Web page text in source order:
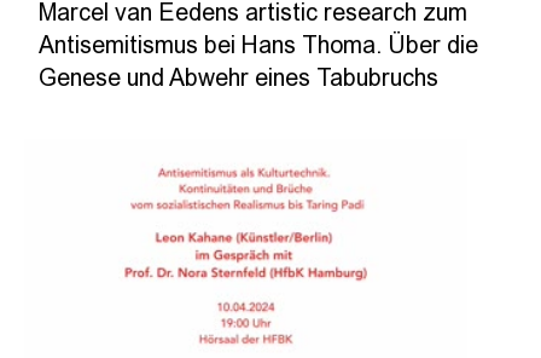
Marcel van Eedens artistic research zum
Antisemitismus bei Hans Thoma. Über die
Genese und Abwehr eines Tabubruchs